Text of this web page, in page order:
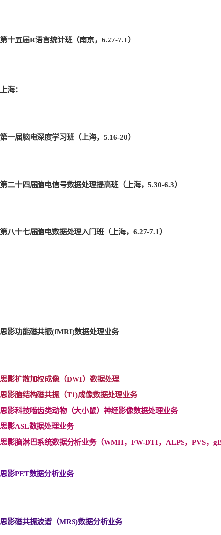
第十五届R语言统计班（南京，6.27-7.1 ）
上海：
第一届脑电深度学习班（上海，5.16-20）
第二十四届脑电信号数据处理提高班（上海，5.30-6.3）
第八十七届脑电数据处理入门班（上海，6.27-7.1 ）
思影功能磁共振(fMRI)数据处理业务
思影扩散加权成像（DWI）数据处理
思影脑结构磁共振（T1)成像数据处理业务
思影科技啮齿类动物（大小鼠）神经影像数据处理业务
思影ASL数据处理业务
思影脑淋巴系统数据分析业务（WMH，FW-DTI，ALPS，PVS，
思影PET数据分析业务
思影磁共振波谱（MRS)数据分析业务